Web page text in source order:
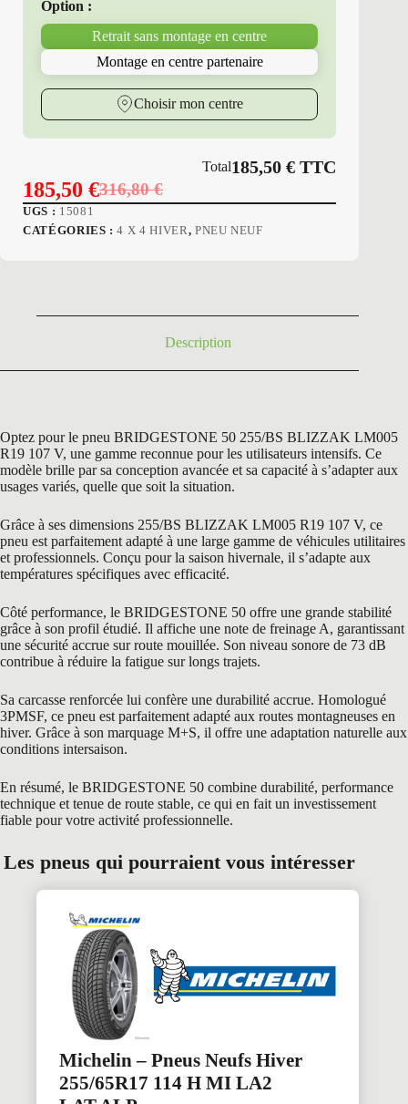
Option :
Retrait sans montage en centre
Montage en centre partenaire
Choisir mon centre
Total185,50€ TTC
316,80€
Le
prix
185,50 €
Le
prix
UGS : 15081
CATÉGORIES :4 X 4 HIVER, PNEU NEUF
Description
Optez pour le pneu BRIDGESTONE 50 255/BS BLIZZAK LM005
R19 107 V, une gamme reconnue pour les utilisateurs intensifs. Ce
modèle brille par sa conception avancée et sa capacité à s’adapter aux
usages variés, quelle que soit la situation.
Grâce à ses dimensions 255/BS BLIZZAK LM005 R19 107 V, ce
pneu est parfaitement adapté à une large gamme de véhicules utilitaires
et professionnels. Conçu pour la saison hivernale, il s’adapte aux
températures spécifiques avec efficacité.
Côté performance, le BRIDGESTONE 50 offre une grande stabilité
grâce à son profil étudié. Il affiche une note de freinage A, garantissant
une sécurité accrue sur route mouillée. Son niveau sonore de 73 dB
contribue à réduire la fatigue sur longs trajets.
Sa carcasse renforcée lui confère une durabilité accrue. Homologué
3PMSF, ce pneu est parfaitement adapté aux routes montagneuses en
hiver. Grâce à son marquage M+S, il offre une adaptation naturelle aux
conditions intersaison.
En résumé, le BRIDGESTONE 50 combine durabilité, performance
technique et tenue de route stable, ce qui en fait un investissement
fiable pour votre activité professionnelle.
Les pneus qui pourraient vous intéresser
Michelin – Pneus Neufs Hiver
255/65R17 114 H MI LA2